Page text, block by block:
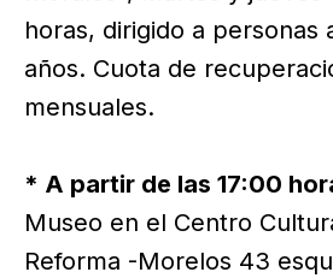
horas, dirigido a personas
años. Cuota de
mensuales.
* A partir de las 17:00
Museo en el Centro
Reforma -Morelos 43